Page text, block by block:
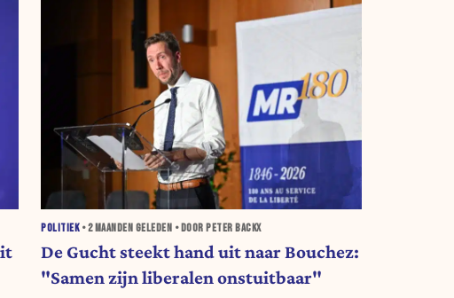
POLITIEK•2 MAANDEN GELEDEN • DOOR PETER BACKX
De Gucht steekt hand uit naar Bouchez:
"Samen zijn liberalen onstuitbaar"